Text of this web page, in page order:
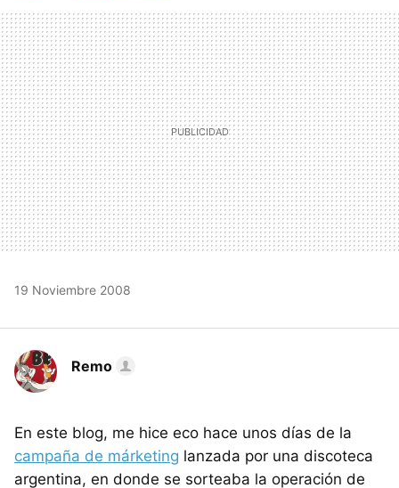
MAIL
19 Noviembre 2008
Remo
En este blog, me hice eco hace unos días de la
campaña de márketing lanzada por una discoteca
argentina, en donde se sorteaba la operación de